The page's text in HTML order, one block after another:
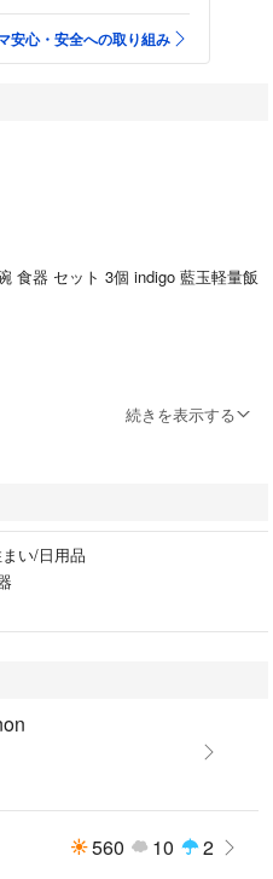
安心・安全への取り組み
食器 セット 3個 indigo 藍玉軽量飯
にじんで見えます。ちぎり和紙風の
界中で古来より伝わる高貴な藍色
ん。
じんで見えます。ちぎり和紙風の
しみください。●飯碗約1杯=約174
高貴な藍色=indigo ※飯碗以外は商
以内にお知らせください。返品交
らせくださいませ。
続きを表示する
い/日用品
560 10 2